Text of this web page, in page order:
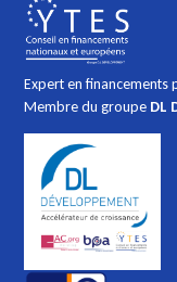
Expert en financements
Membre du groupe DL